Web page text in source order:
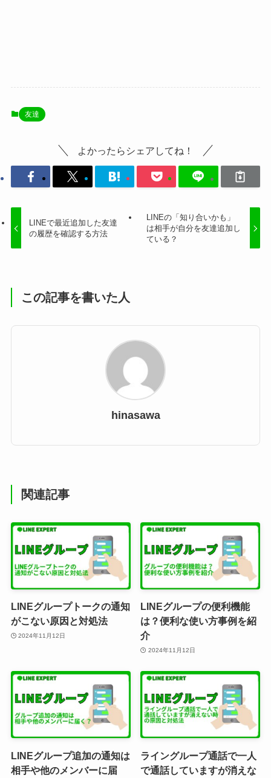
友達
よかったらシェアしてね！
LINEで最近追加した友達
の履歴を確認する方法
LINEの「知り合いかも」
は相手が自分を友達追加し
ている？
この記事を書いた人
hinasawa
関連記事
LINEグループトークの通知
がこない原因と対処法
2024年11月12日
LINEグループの便利機能
は？便利な使い方事例を紹
介
2024年11月12日
LINEグループ追加の通知は
相手や他のメンバーに届
ライングループ通話で一人
で通話していますが消えな